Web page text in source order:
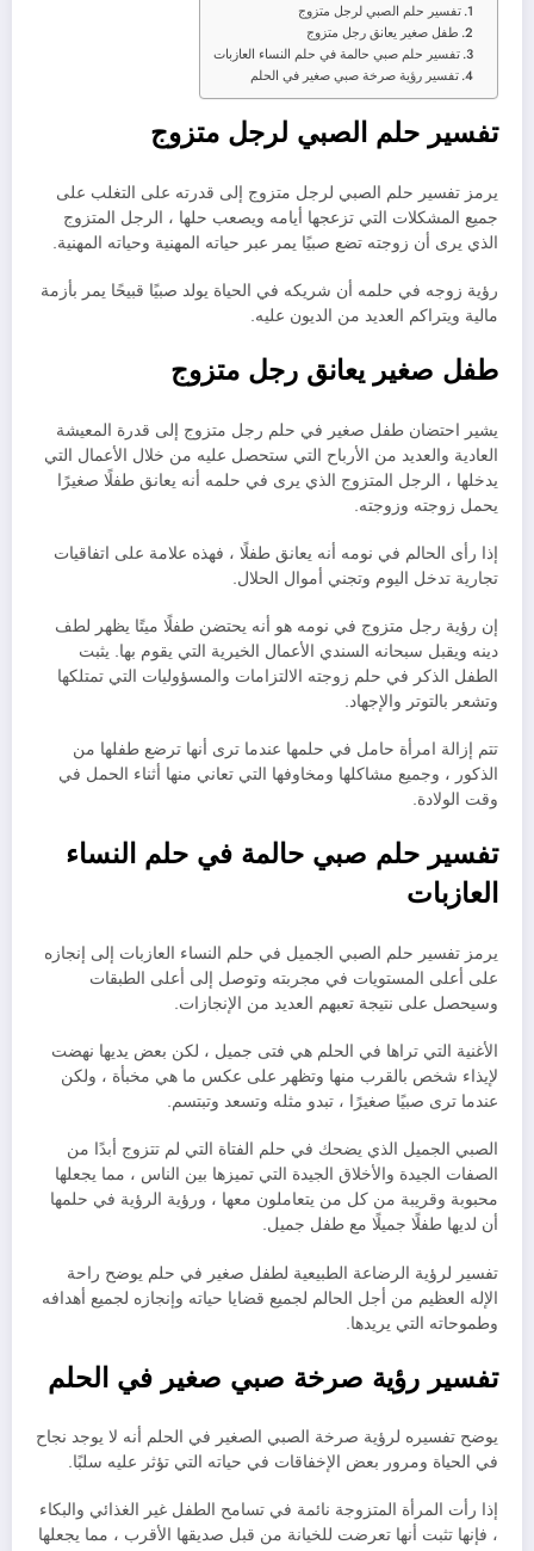
تفسير حلم الصبي لرجل متزوج
طفل صغير يعانق رجل متزوج
تفسير حلم صبي حالمة في حلم النساء العازبات
تفسير رؤية صرخة صبي صغير في الحلم
تفسير حلم الصبي لرجل متزوج
يرمز تفسير حلم الصبي لرجل متزوج إلى قدرته على التغلب على
جميع المشكلات التي تزعجها أيامه ويصعب حلها ، الرجل المتزوج
الذي يرى أن زوجته تضع صبيًا يمر عبر حياته المهنية وحياته المهنية.
رؤية زوجه في حلمه أن شريكه في الحياة يولد صبيًا قبيحًا يمر بأزمة
مالية ويتراكم العديد من الديون عليه.
طفل صغير يعانق رجل متزوج
يشير احتضان طفل صغير في حلم رجل متزوج إلى قدرة المعيشة
العادية والعديد من الأرباح التي ستحصل عليه من خلال الأعمال التي
يدخلها ، الرجل المتزوج الذي يرى في حلمه أنه يعانق طفلًا صغيرًا
يحمل زوجته وزوجته.
إذا رأى الحالم في نومه أنه يعانق طفلًا ، فهذه علامة على اتفاقيات
تجارية تدخل اليوم وتجني أموال الحلال.
إن رؤية رجل متزوج في نومه هو أنه يحتضن طفلًا ميتًا يظهر لطف
دينه ويقبل سبحانه السندي الأعمال الخيرية التي يقوم بها. يثبت
الطفل الذكر في حلم زوجته الالتزامات والمسؤوليات التي تمتلكها
وتشعر بالتوتر والإجهاد.
تتم إزالة امرأة حامل في حلمها عندما ترى أنها ترضع طفلها من
الذكور ، وجميع مشاكلها ومخاوفها التي تعاني منها أثناء الحمل في
وقت الولادة.
تفسير حلم صبي حالمة في حلم النساء
العازبات
يرمز تفسير حلم الصبي الجميل في حلم النساء العازبات إلى إنجازه
على أعلى المستويات في مجربته وتوصل إلى أعلى الطبقات
وسيحصل على نتيجة تعبهم العديد من الإنجازات.
الأغنية التي تراها في الحلم هي فتى جميل ، لكن بعض يديها نهضت
لإيذاء شخص بالقرب منها وتظهر على عكس ما هي مخبأة ، ولكن
عندما ترى صبيًا صغيرًا ، تبدو مثله وتسعد وتبتسم.
الصبي الجميل الذي يضحك في حلم الفتاة التي لم تتزوج أبدًا من
الصفات الجيدة والأخلاق الجيدة التي تميزها بين الناس ، مما يجعلها
محبوبة وقريبة من كل من يتعاملون معها ، ورؤية الرؤية في حلمها
أن لديها طفلًا جميلًا مع طفل جميل.
تفسير لرؤية الرضاعة الطبيعية لطفل صغير في حلم يوضح راحة
الإله العظيم من أجل الحالم لجميع قضايا حياته وإنجازه لجميع أهدافه
وطموحاته التي يريدها.
تفسير رؤية صرخة صبي صغير في الحلم
يوضح تفسيره لرؤية صرخة الصبي الصغير في الحلم أنه لا يوجد نجاح
في الحياة ومرور بعض الإخفاقات في حياته التي تؤثر عليه سلبًا.
إذا رأت المرأة المتزوجة نائمة في تسامح الطفل غير الغذائي والبكاء
، فإنها تثبت أنها تعرضت للخيانة من قبل صديقها الأقرب ، مما يجعلها